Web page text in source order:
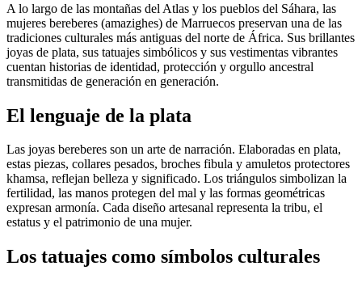
A lo largo de las montañas del Atlas y los pueblos del Sáhara, las
mujeres bereberes (amazighes) de Marruecos preservan una de las
tradiciones culturales más antiguas del norte de África. Sus brillantes
joyas de plata, sus tatuajes simbólicos y sus vestimentas vibrantes
cuentan historias de identidad, protección y orgullo ancestral
transmitidas de generación en generación.
El lenguaje de la plata
Las joyas bereberes son un arte de narración. Elaboradas en plata,
estas piezas, collares pesados, broches fibula y amuletos protectores
khamsa, reflejan belleza y significado. Los triángulos simbolizan la
fertilidad, las manos protegen del mal y las formas geométricas
expresan armonía. Cada diseño artesanal representa la tribu, el
estatus y el patrimonio de una mujer.
Los tatuajes como símbolos culturales